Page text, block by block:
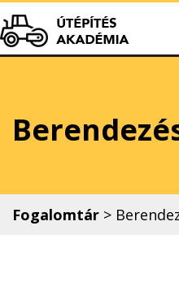
Fogalomtár >